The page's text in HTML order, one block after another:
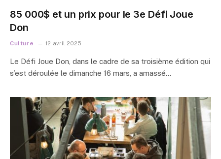
85 000$ et un prix pour le 3e Défi Joue
Don
Culture 12 avril 2025
Le Défi Joue Don, dans le cadre de sa troisième édition qui
s’est déroulée le dimanche 16 mars, a amassé…